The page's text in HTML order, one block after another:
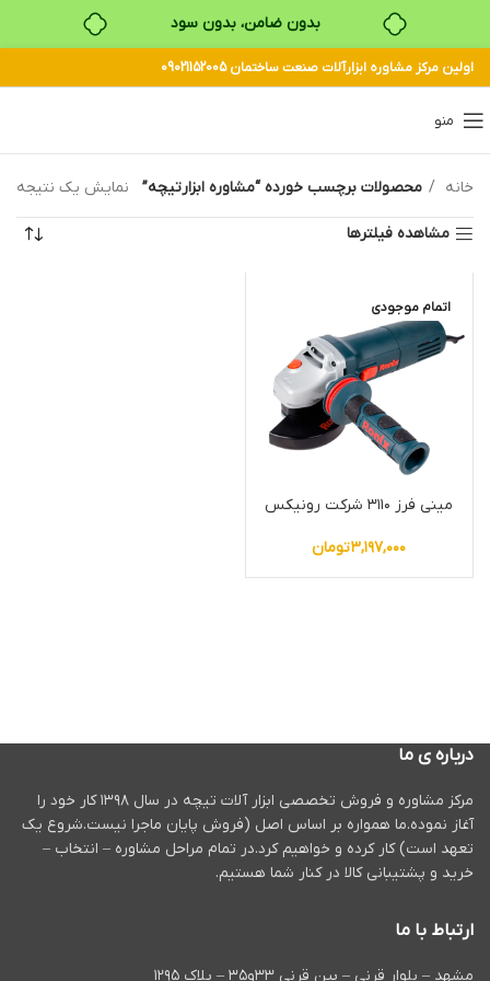
بدون ضامن، بدون سود
خرید قسطی با ترب‌پی
اولین مرکز مشاوره ابزارآلات صنعت ساختمان 09021152005
منو
خانه محصولات برچسب خورده “مشاوره ابزارتیچه” نمایش یک نتیجه
مشاهده فیلترها
اتمام موجودی
ميني فرز ٣١١٠ شركت رونيكس
۳,۱۹۷,۰۰۰تومان
درباره ی ما
مرکز مشاوره و فروش تخصصی ابزار آلات تیچه در سال ۱۳۹۸ کار خود را
آغاز نموده.ما همواره بر اساس اصل (فروش پایان ماجرا نیست.شروع یک
تعهد است) کار کرده و خواهیم کرد.در تمام مراحل مشاوره – انتخاب –
خرید و پشتیبانی کالا در کنار شما هستیم.
ارتباط با ما
مشهد – بلوار قرنی – بین قرنی ۳۳و۳۵ – پلاک ۱۲۹۵